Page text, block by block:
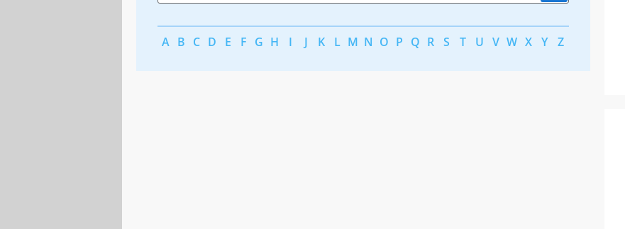
A B C D E F G H I J K L M N O P Q R S T U V W X Y Z